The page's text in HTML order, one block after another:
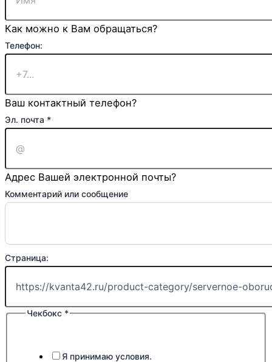
Как можно к Вам обращаться?
Телефон:
Ваш контактный телефон?
Комментарий
или
Эл. почта *
Адрес Вашей электронной почты?
Комментарий или сообщение
Страница:
Чекбокс *
Я принимаю условия.